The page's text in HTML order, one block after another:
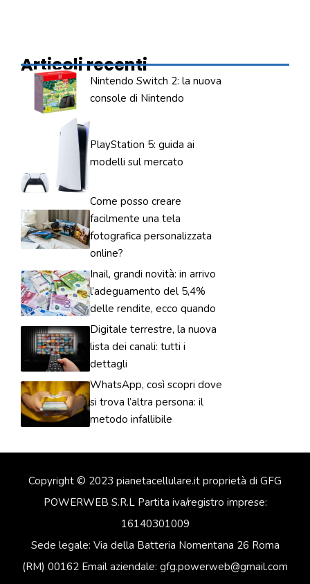
Articoli recenti
Nintendo Switch 2: la nuova
console di Nintendo
PlayStation 5: guida ai
modelli sul mercato
Come posso creare
facilmente una tela
fotografica personalizzata
online?
Inail, grandi novità: in arrivo
l’adeguamento del 5,4%
delle rendite, ecco quando
Digitale terrestre, la nuova
lista dei canali: tutti i
dettagli
WhatsApp, così scopri dove
si trova l’altra persona: il
metodo infallibile
Copyright © 2023 pianetacellulare.it proprietà di GFG
POWERWEB S.R.L Partita iva/registro imprese:
16140301009
Sede legale: Via della Batteria Nomentana 26 Roma
(RM) 00162 Email aziendale: gfg.powerweb@gmail.com